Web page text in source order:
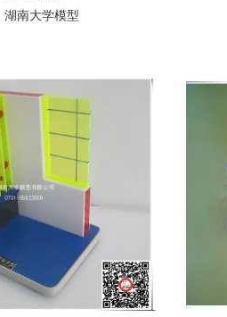
湖南大学模型